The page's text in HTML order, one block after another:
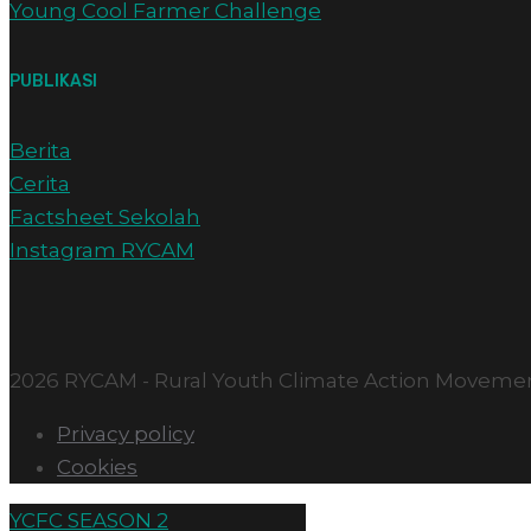
Young Cool Farmer Challenge
PUBLIKASI
Berita
Cerita
Factsheet Sekolah
Instagram RYCAM
2026 RYCAM - Rural Youth Climate Action
Privacy policy
Cookies
YCFC SEASON 2